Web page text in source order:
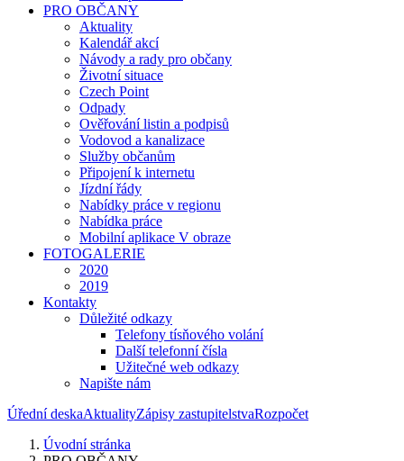
PRO OBČANY
Aktuality
Kalendář akcí
Návody a rady pro občany
Životní situace
Czech Point
Odpady
Ověřování listin a podpisů
Vodovod a kanalizace
Služby občanům
Připojení k internetu
Jízdní řády
Nabídky práce v regionu
Nabídka práce
Mobilní aplikace V obraze
FOTOGALERIE
2020
2019
Kontakty
Důležité odkazy
Telefony tísňového volání
Další telefonní čísla
Užitečné web odkazy
Napište nám
Úřední deskaAktualityZápisy zastupitelstvaRozpočet
Úvodní stránka